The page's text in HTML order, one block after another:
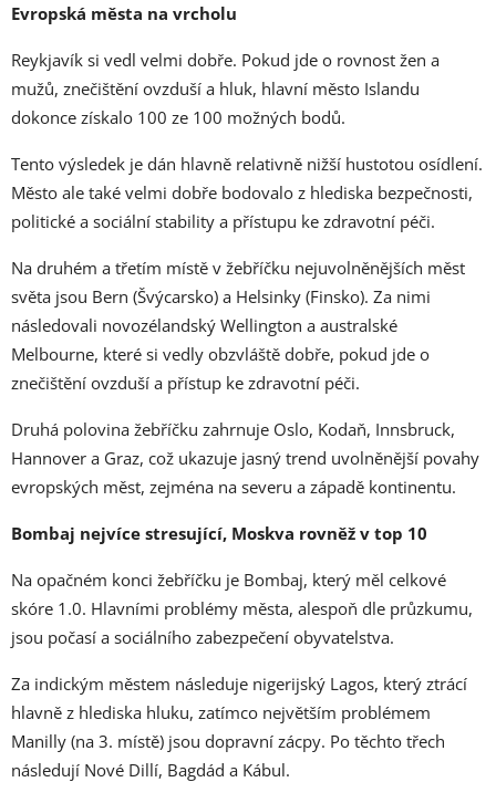
Evropská města na vrcholu
Reykjavík si vedl velmi dobře. Pokud jde o rovnost žen a
mužů, znečištění ovzduší a hluk, hlavní město Islandu
dokonce získalo 100 ze 100 možných bodů.
Tento výsledek je dán hlavně relativně nižší hustotou osídlení.
Město ale také velmi dobře bodovalo z hlediska bezpečnosti,
politické a sociální stability a přístupu ke zdravotní péči.
Na druhém a třetím místě v žebříčku nejuvolněnějších měst
světa jsou Bern (Švýcarsko) a Helsinky (Finsko). Za nimi
následovali novozélandský Wellington a australské
Melbourne, které si vedly obzvláště dobře, pokud jde o
znečištění ovzduší a přístup ke zdravotní péči.
Druhá polovina žebříčku zahrnuje Oslo, Kodaň, Innsbruck,
Hannover a Graz, což ukazuje jasný trend uvolněnější povahy
evropských měst, zejména na severu a západě kontinentu.
Bombaj nejvíce stresující, Moskva rovněž v top 10
Na opačném konci žebříčku je Bombaj, který měl celkové
skóre 1.0. Hlavními problémy města, alespoň dle průzkumu,
jsou počasí a sociálního zabezpečení obyvatelstva.
Za indickým městem následuje nigerijský Lagos, který ztrácí
hlavně z hlediska hluku, zatímco největším problémem
Manilly (na 3. místě) jsou dopravní zácpy. Po těchto třech
následují Nové Dillí, Bagdád a Kábul.